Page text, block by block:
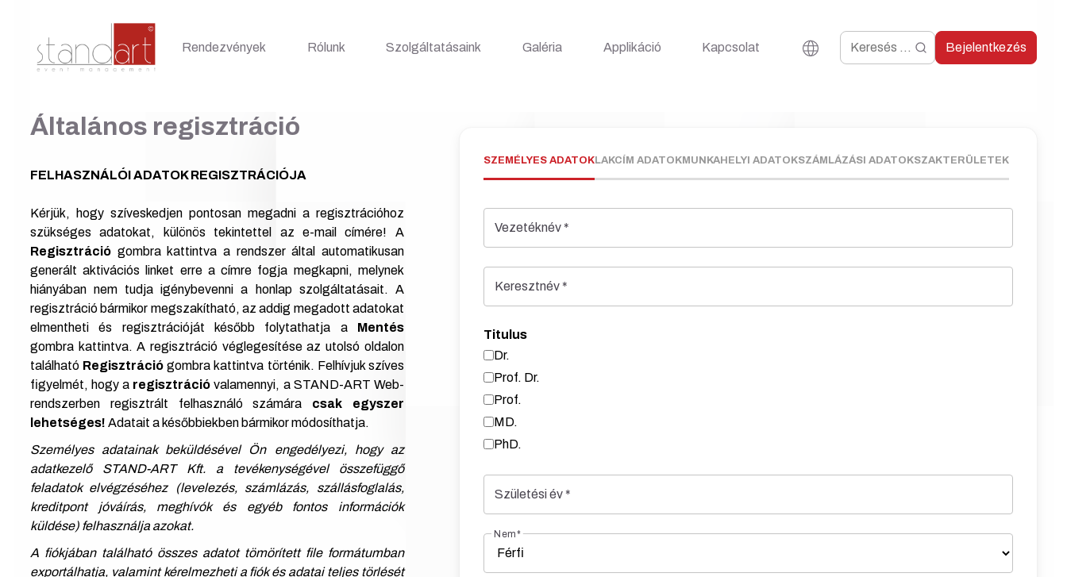
Rendezvények Rólunk Szolgáltatásaink Galéria Applikáció Kapcsolat Bejelentkezés
Általános regisztráció
FELHASZNÁLÓI ADATOK REGISZTRÁCIÓJA
Kérjük, hogy szíveskedjen pontosan megadni a regisztrációhoz
szükséges adatokat, különös tekintettel az e-mail címére! A
Regisztráció gombra kattintva a rendszer által automatikusan
generált aktivációs linket erre a címre fogja megkapni, melynek
hiányában nem tudja igénybevenni a honlap szolgáltatásait. A
regisztráció bármikor megszakítható, az addig megadott adatokat
elmentheti és regisztrációját később folytathatja a Mentés
gombra kattintva. A regisztráció véglegesítése az utolsó oldalon
található Regisztráció gombra kattintva történik. Felhívjuk szíves
figyelmét, hogy a regisztrációvalamennyi, a STAND-ART Web-
rendszerben regisztrált felhasználó számára csak egyszer
lehetséges! Adatait a későbbiekben bármikor módosíthatja.
Személyes adatainak beküldésével Ön engedélyezi, hogy az
adatkezelő STAND-ART Kft. a tevékenységével összefüggő
feladatok elvégzéséhez (levelezés, számlázás, szállásfoglalás,
kreditpont jóváírás, meghívók és egyéb fontos információk
küldése) felhasználja azokat.
A fiókjában található összes adatot tömörített file formátumban
exportálhatja, valamint kérelmezheti a fiók és adatai teljes törlését
SZEMÉLYES ADATOKLAKCÍM ADATOKMUNKAHELYI ADATOKSZÁMLÁZÁSI ADATOKSZAKTERÜLETEK
Vezetéknév *
Keresztnév *
Titulus
Dr.
Prof. Dr.
Prof.
MD.
PhD.
Születési év *
Nem*